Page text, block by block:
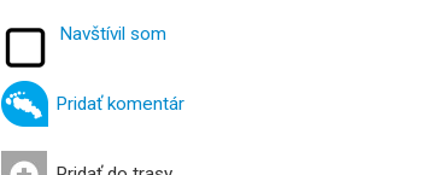
Navštívil som
Pridať komentár